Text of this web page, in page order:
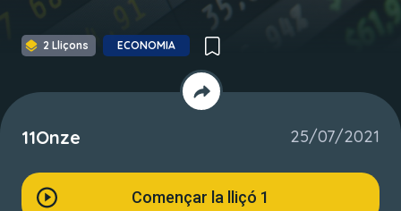
2 Lliçons ECONOMIA
11Onze 25/07/2021
Començar la lliçó 1